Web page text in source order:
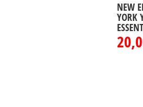
NEW
YORK